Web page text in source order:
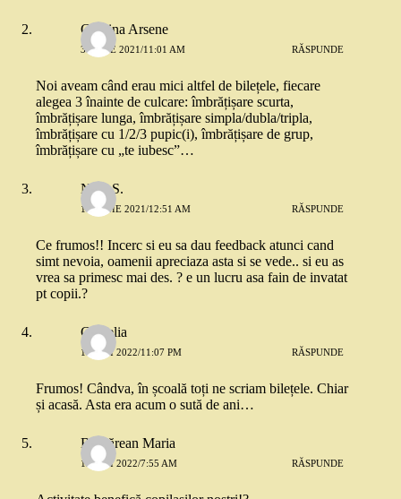
Gianina Arsene
3 IUNIE 2021/11:01 AM RĂSPUNDE
Noi aveam când erau mici altfel de bilețele, fiecare
alegea 3 înainte de culcare: îmbrățișare scurta,
îmbrățișare lunga, îmbrățișare simpla/dubla/tripla,
îmbrățișare cu 1/2/3 pupic(i), îmbrățișare de grup,
îmbrățișare cu „te iubesc”…
Nico S.
14 IUNIE 2021/12:51 AM RĂSPUNDE
Ce frumos!! Incerc si eu sa dau feedback atunci cand
simt nevoia, oamenii apreciaza asta si se vede.. si eu as
vrea sa primesc mai des. ? e un lucru asa fain de invatat
pt copii.?
Camelia
18 MAI 2022/11:07 PM RĂSPUNDE
Frumos! Cândva, în școală toți ne scriam bilețele. Chiar
și acasă. Asta era acum o sută de ani…
Bulgărean Maria
19 MAI 2022/7:55 AM RĂSPUNDE